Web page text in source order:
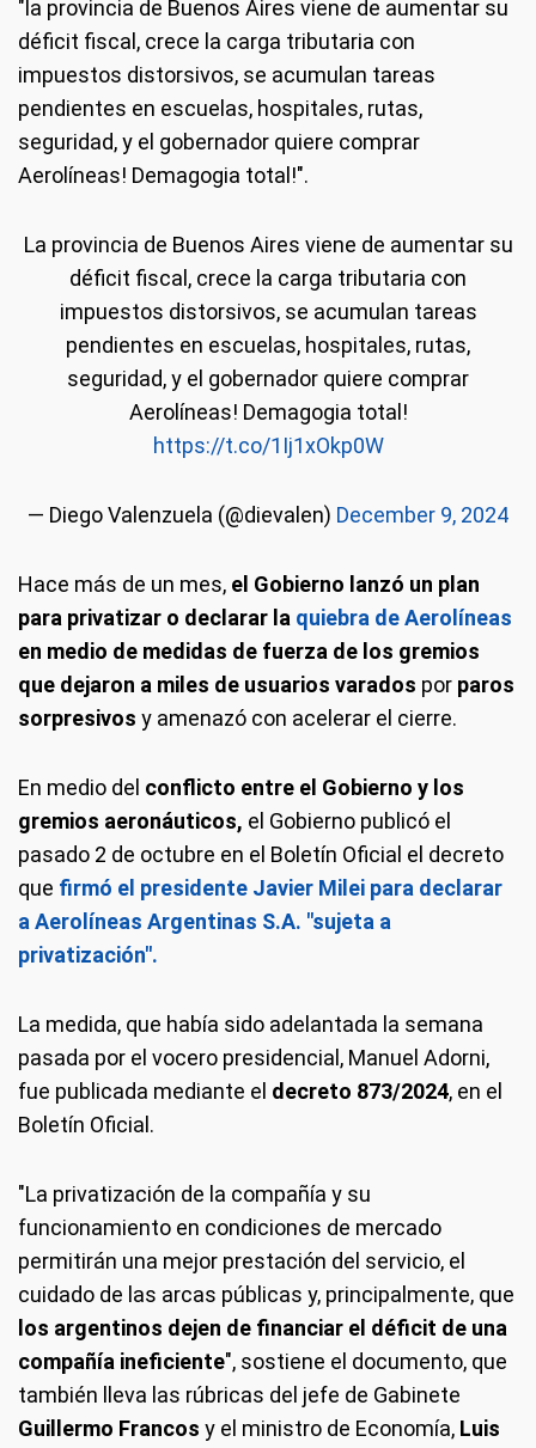
"la provincia de Buenos Aires viene de aumentar su
déficit fiscal, crece la carga tributaria con
impuestos distorsivos, se acumulan tareas
pendientes en escuelas, hospitales, rutas,
seguridad, y el gobernador quiere comprar
Aerolíneas! Demagogia total!".
La provincia de Buenos Aires viene de aumentar su
déficit fiscal, crece la carga tributaria con
impuestos distorsivos, se acumulan tareas
pendientes en escuelas, hospitales, rutas,
seguridad, y el gobernador quiere comprar
Aerolíneas! Demagogia total!
https://t.co/1Ij1xOkp0W
— Diego Valenzuela (@dievalen) December 9, 2024
Hace más de un mes, el Gobierno lanzó un plan
para privatizar o declarar la quiebra de Aerolíneas
en medio de medidas de fuerza de los gremios
que dejaron a miles de usuarios varados por paros
sorpresivos y amenazó con acelerar el cierre.
En medio del conflicto entre el Gobierno y los
gremios aeronáuticos, el Gobierno publicó el
pasado 2 de octubre en el Boletín Oficial el decreto
que firmó el presidente Javier Milei para declarar
a Aerolíneas Argentinas S.A. "sujeta a
privatización".
La medida, que había sido adelantada la semana
pasada por el vocero presidencial, Manuel Adorni,
fue publicada mediante el decreto 873/2024, en el
Boletín Oficial.
"La privatización de la compañía y su
funcionamiento en condiciones de mercado
permitirán una mejor prestación del servicio, el
cuidado de las arcas públicas y, principalmente, que
los argentinos dejen de financiar el déficit de una
compañía ineficiente", sostiene el documento, que
también lleva las rúbricas del jefe de Gabinete
Guillermo Francos y el ministro de Economía, Luis